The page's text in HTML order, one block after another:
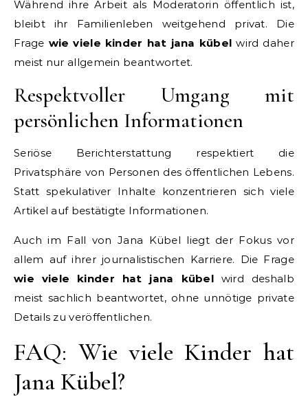
Während ihre Arbeit als Moderatorin öffentlich ist,
bleibt ihr Familienleben weitgehend privat. Die
Frage wie viele kinder hat jana kübel wird daher
meist nur allgemein beantwortet.
Respektvoller Umgang mit
persönlichen Informationen
Seriöse Berichterstattung respektiert die
Privatsphäre von Personen des öffentlichen Lebens.
Statt spekulativer Inhalte konzentrieren sich viele
Artikel auf bestätigte Informationen.
Auch im Fall von Jana Kübel liegt der Fokus vor
allem auf ihrer journalistischen Karriere. Die Frage
wie viele kinder hat jana kübel wird deshalb
meist sachlich beantwortet, ohne unnötige private
Details zu veröffentlichen.
FAQ: Wie viele Kinder hat
Jana Kübel?